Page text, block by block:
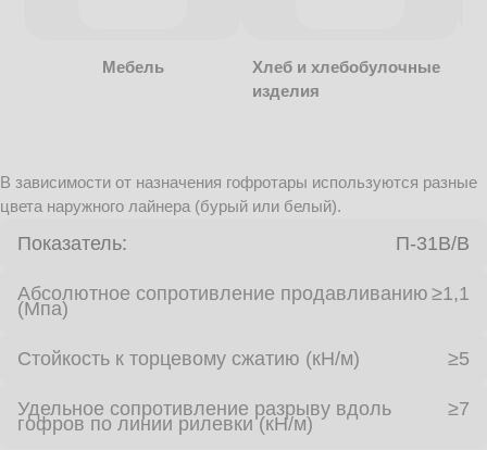
Мебель
Хлеб и хлебобулочные
изделия
В зависимости от назначения гофротары используются разные
цвета наружного лайнера (бурый или белый).
Показатель: П-31В/B
Абсолютное сопротивление продавливанию
(Мпа)
≥1,1
Стойкость к торцевому сжатию (кН/м) ≥5
Удельное сопротивление разрыву вдоль
гофров по линии рилевки (кН/м)
≥7